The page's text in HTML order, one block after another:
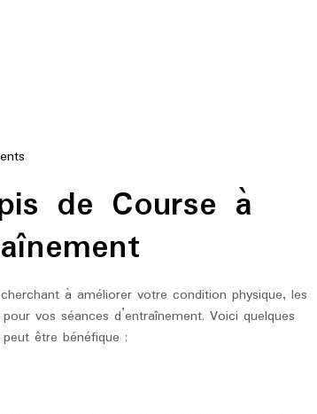
de Course à
à améliorer votre condition physique, les
vos séances d’entraînement. Voici quelques
être bénéfique :